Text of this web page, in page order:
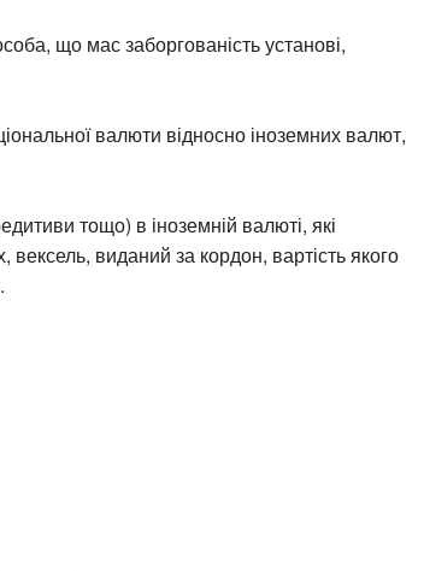
що мас заборгованість установі,
валюти відносно іноземних валют,
тощо) в іноземній валюті, які
виданий за кордон, вартість якого